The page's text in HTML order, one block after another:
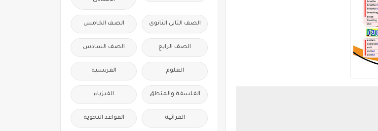
الصف الثانى الثانوى الصف الخامس
الصف الرابع الصف السادس
العلوم الفرنسيه
الفلسفة والمنطق الفيزياء
القرائية القواعد النحوية